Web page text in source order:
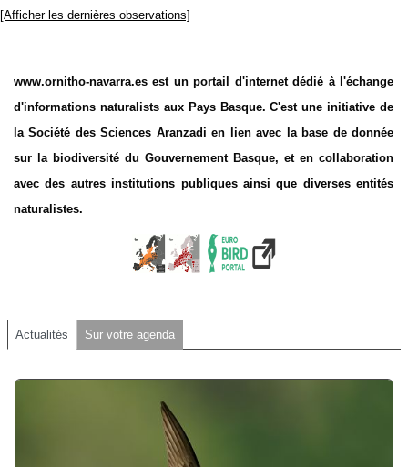
[Afficher les dernières observations]
www.ornitho-navarra.es est un portail d'internet dédié à l'échange
d'informations naturalists aux Pays Basque. C'est une initiative de
la Société des Sciences Aranzadi en lien avec la base de donnée
sur la biodiversité du Gouvernement Basque, et en collaboration
avec des autres institutions publiques ainsi que diverses entités
naturalistes.
Actualités Sur votre agenda